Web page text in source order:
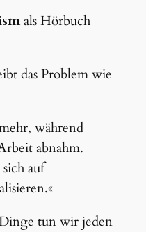
als Hörbuch
das Problem wie
während
abnahm.
auf
tun wir jeden